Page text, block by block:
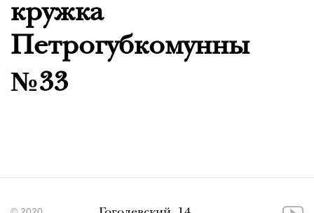
кружка
Петрогубкомунны
№33